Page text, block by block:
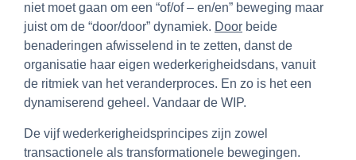
niet moet gaan om een “of/of – en/en” beweging maar
juist om de “door/door” dynamiek. Door beide
benaderingen afwisselend in te zetten, danst de
organisatie haar eigen wederkerigheidsdans, vanuit
de ritmiek van het veranderproces. En zo is het een
dynamiserend geheel. Vandaar de WIP.
De vijf wederkerigheidsprincipes zijn zowel
transactionele als transformationele bewegingen.